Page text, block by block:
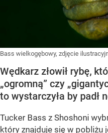
Bass wielkogębowy, zdjęcie
Wędkarz złowił rybę,
„ogromną” czy
to wystarczyła by padł
Tucker Bass z Shoshoni
który znajduje się w pobliżu